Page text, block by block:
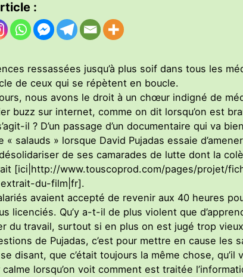
:
ressassées jusqu’à plus soif dans tous les
de ceux qui se répètent en boucle.
nous avons le droit à un chœur indigné de
buzz sur internet, comme on dit lorsqu’on est
il ? D’un passage d’un documentaire qui va
« salauds » lorsque David Pujadas essaie
de ses camarades de lutte dont la
[ici|http://www.touscoprod.com/pages/projet/
du-film|fr].
salariés avaient accepté de revenir aux 40 heures
licenciés. Qu’y a-t-il de plus violent que
du travail, surtout si en plus on est jugé trop
de Pujadas, c’est pour mettre en cause les
disant, que c’était toujours la même chose,
calme lorsqu’on voit comment est traitée